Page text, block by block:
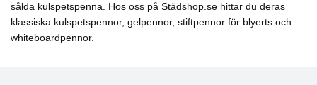
sålda kulspetspenna. Hos oss på Städshop.se hittar du deras
klassiska kulspetspennor, gelpennor, stiftpennor för blyerts och
whiteboardpennor.